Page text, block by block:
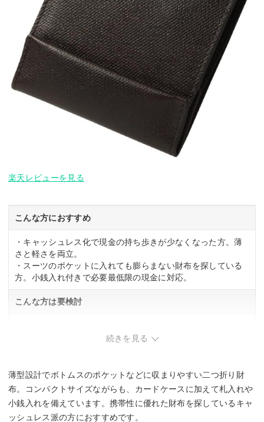
楽天レビューを見る
こんな方におすすめ
・キャッシュレス化で現金の持ち歩きが少なくなった方。薄
さと軽さを両立。
・スーツのポケットに入れても膨らまない財布を探している
方。小銭入れ付きで必要最低限の現金に対応。
こんな方は要検討
続きを見る
薄型設計でボトムスのポケットなどに収まりやすい二つ折り財
布。コンパクトサイズながらも、カードケースに加えて札入れや
小銭入れを備えています。携帯性に優れた財布を探しているキャ
ッシュレス派の方におすすめです。